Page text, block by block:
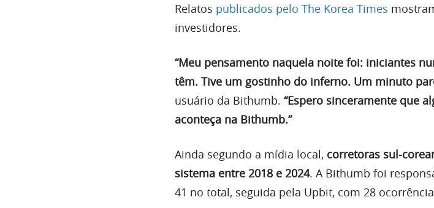
Relatos publicados pelo The Korea Times
investidores.
“Meu pensamento naquela noite foi: iniciantes
têm. Tive um gostinho do inferno. Um minuto
usuário da Bithumb. “Espero sinceramente que
aconteça na Bithumb.”
Ainda segundo a mídia local, corretoras sul-
sistema entre 2018 e 2024. A Bithumb foi
41 no total, seguida pela Upbit, com 28